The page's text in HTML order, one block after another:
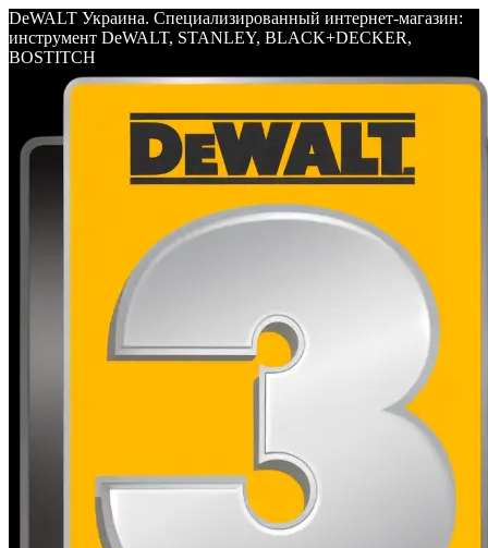
DeWALT Украина. Специализированный интернет-магазин:
инструмент DeWALT, STANLEY, BLACK+DECKER,
BOSTITCH